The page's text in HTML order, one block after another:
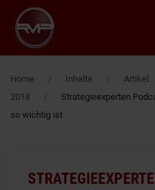
Zum Hauptinhalt springen
Home Inhalte Artikel
2018
Strategieexperten
so wichtig ist